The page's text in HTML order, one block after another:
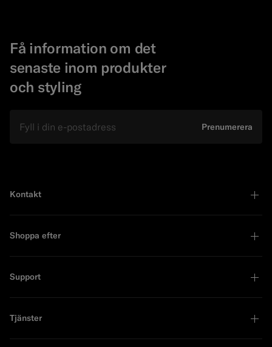
Få information om det
senaste inom produkter
och styling
Prenumerera
Kontakt
Shoppa efter
Support
Tjänster